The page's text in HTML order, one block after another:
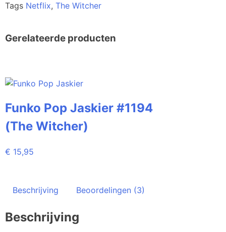
Tags Netflix, The Witcher
Gerelateerde producten
Funko Pop Jaskier #1194
(The Witcher)
€ 15,95
Beschrijving Beoordelingen (3)
Beschrijving